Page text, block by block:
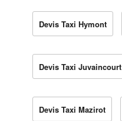
Devis Taxi Hymont
Devis Taxi Juvaincourt
Devis Taxi Mazirot